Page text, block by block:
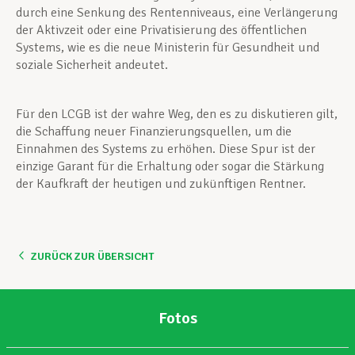
durch eine Senkung des Rentenniveaus, eine Verlängerung
der Aktivzeit oder eine Privatisierung des öffentlichen
Systems, wie es die neue Ministerin für Gesundheit und
soziale Sicherheit andeutet.
Für den LCGB ist der wahre Weg, den es zu diskutieren gilt,
die Schaffung neuer Finanzierungsquellen, um die
Einnahmen des Systems zu erhöhen. Diese Spur ist der
einzige Garant für die Erhaltung oder sogar die Stärkung
der Kaufkraft der heutigen und zukünftigen Rentner.
ZURÜCK ZUR ÜBERSICHT
Fotos